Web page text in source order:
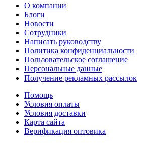
О компании
Блоги
Новости
Сотрудники
Написать руководству
Политика конфиденциальности
Пользовательское соглашение
Персональные данные
Получение рекламных рассылок
Помощь
Условия оплаты
Условия доставки
Карта сайта
Верификация оптовика